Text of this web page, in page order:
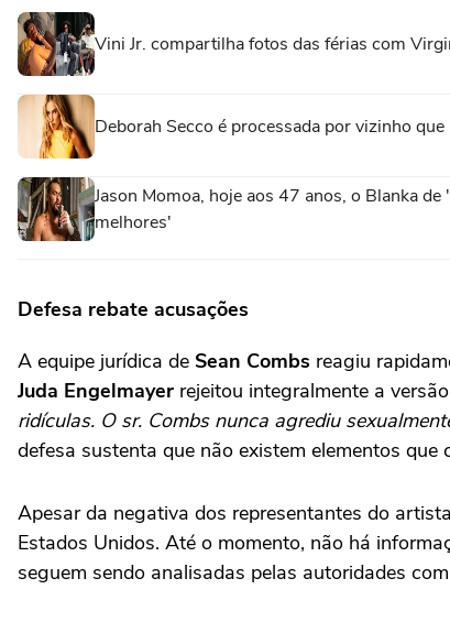
Vini Jr. compartilha fotos das férias com
Deborah Secco é processada por vizinho
Jason Momoa, hoje aos 47 anos, o Blanka
melhores'
Defesa rebate acusações
A equipe jurídica de Sean Combs reagiu
Juda Engelmayer rejeitou integralmente a
ridículas. O sr. Combs nunca agrediu
defesa sustenta que não existem elementos
Apesar da negativa dos representantes do
Estados Unidos. Até o momento, não há
seguem sendo analisadas pelas autoridades